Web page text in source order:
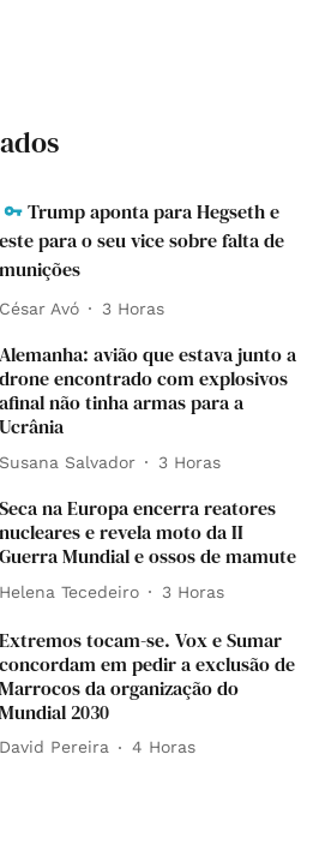
Trump aponta para Hegseth e
este para o seu vice sobre falta de
munições
César Avó 3 Horas
Alemanha: avião que estava junto a
drone encontrado com explosivos
afinal não tinha armas para a
Ucrânia
Susana Salvador 3 Horas
Seca na Europa encerra reatores
nucleares e revela moto da II
Guerra Mundial e ossos de mamute
Helena Tecedeiro 3 Horas
Extremos tocam-se. Vox e Sumar
concordam em pedir a exclusão de
Marrocos da organização do
Mundial 2030
David Pereira 4 Horas